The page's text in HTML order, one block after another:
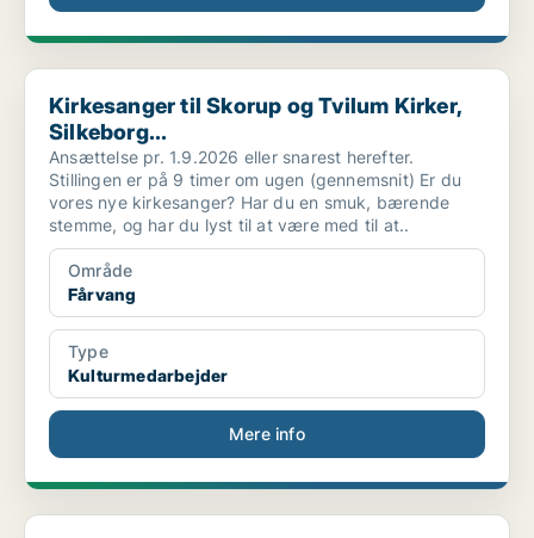
Kirkesanger til Skorup og Tvilum Kirker, Silkeborg...
Kirkesanger til Skorup og Tvilum Kirker,
Silkeborg...
Ansættelse pr. 1.9.2026 eller snarest herefter.
Stillingen er på 9 timer om ugen (gennemsnit) Er du
vores nye kirkesanger? Har du en smuk, bærende
stemme, og har du lyst til at være med til at..
Område
Fårvang
Type
Kulturmedarbejder
Mere info
Sognepræst (OA) i Løgstør og Omegns Pastorat, Vest...